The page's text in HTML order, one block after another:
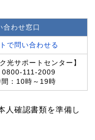
合わせ窓口
で問い合わせる
光サポートセンター】
0800-111-2009
間：10時～19時
人確認書類を準備し